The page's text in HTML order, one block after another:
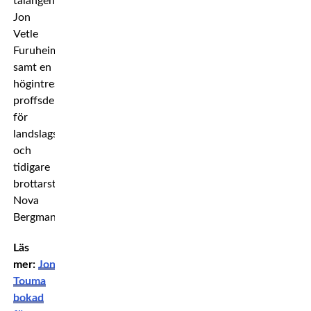
Jon
Vetle
Furuheim
samt en
högintressant
proffsdebut
för
landslagstalangen
och
tidigare
brottarstjärnan
Nova
Bergman.
Läs
mer: Jonny
Touma
bokad